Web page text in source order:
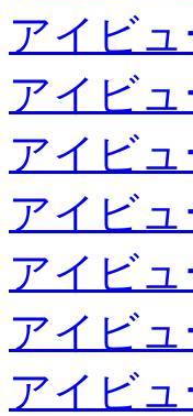
アイビ
アイビ
アイビ
アイビ
アイビ
アイビ
アイビ